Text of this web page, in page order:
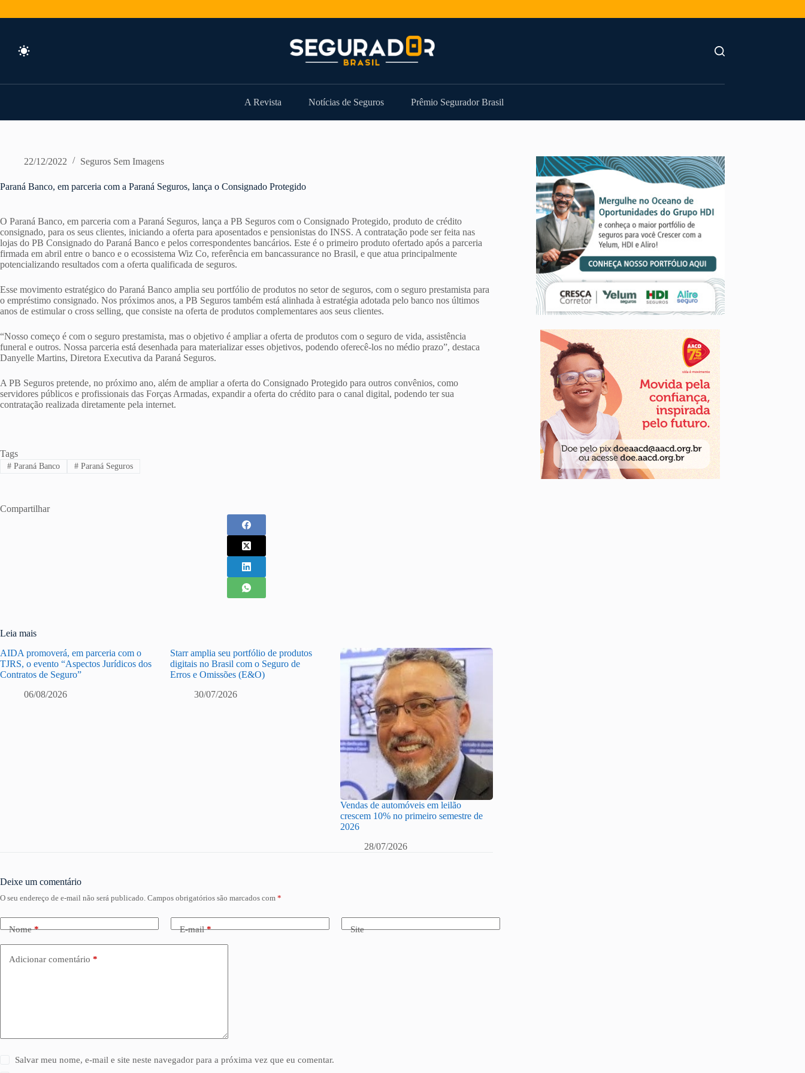
A Revista Notícias de Seguros Prêmio Segurador Brasil
22/12/2022 Seguros Sem Imagens
Paraná Banco, em parceria com a Paraná Seguros, lança o Consignado Protegido
O Paraná Banco, em parceria com a Paraná Seguros, lança a PB Seguros com o Consignado Protegido, produto de crédito
consignado, para os seus clientes, iniciando a oferta para aposentados e pensionistas do INSS. A contratação pode ser feita nas
lojas do PB Consignado do Paraná Banco e pelos correspondentes bancários. Este é o primeiro produto ofertado após a parceria
firmada em abril entre o banco e o ecossistema Wiz Co, referência em bancassurance no Brasil, e que atua principalmente
potencializando resultados com a oferta qualificada de seguros.
Esse movimento estratégico do Paraná Banco amplia seu portfólio de produtos no setor de seguros, com o seguro prestamista para
o empréstimo consignado. Nos próximos anos, a PB Seguros também está alinhada à estratégia adotada pelo banco nos últimos
anos de estimular o cross selling, que consiste na oferta de produtos complementares aos seus clientes.
“Nosso começo é com o seguro prestamista, mas o objetivo é ampliar a oferta de produtos com o seguro de vida, assistência
funeral e outros. Nossa parceria está desenhada para materializar esses objetivos, podendo oferecê-los no médio prazo”, destaca
Danyelle Martins, Diretora Executiva da Paraná Seguros.
A PB Seguros pretende, no próximo ano, além de ampliar a oferta do Consignado Protegido para outros convênios, como
servidores públicos e profissionais das Forças Armadas, expandir a oferta do crédito para o canal digital, podendo ter sua
contratação realizada diretamente pela internet.
Tags
#Paraná Banco #Paraná Seguros
Compartilhar
Leia mais
AIDA promoverá, em parceria com o
TJRS, o evento “Aspectos Jurídicos dos
Contratos de Seguro”
06/08/2026
Starr amplia seu portfólio de produtos
digitais no Brasil com o Seguro de
Erros e Omissões (E&O)
30/07/2026
Vendas de automóveis em leilão
crescem 10% no primeiro semestre de
2026
28/07/2026
Deixe um comentário
O seu endereço de e-mail não será publicado. Campos obrigatórios são marcados com *
Nome* E-mail* Site
Adicionar comentário *
Salvar meu nome, e-mail e site neste navegador para a próxima vez que eu comentar.